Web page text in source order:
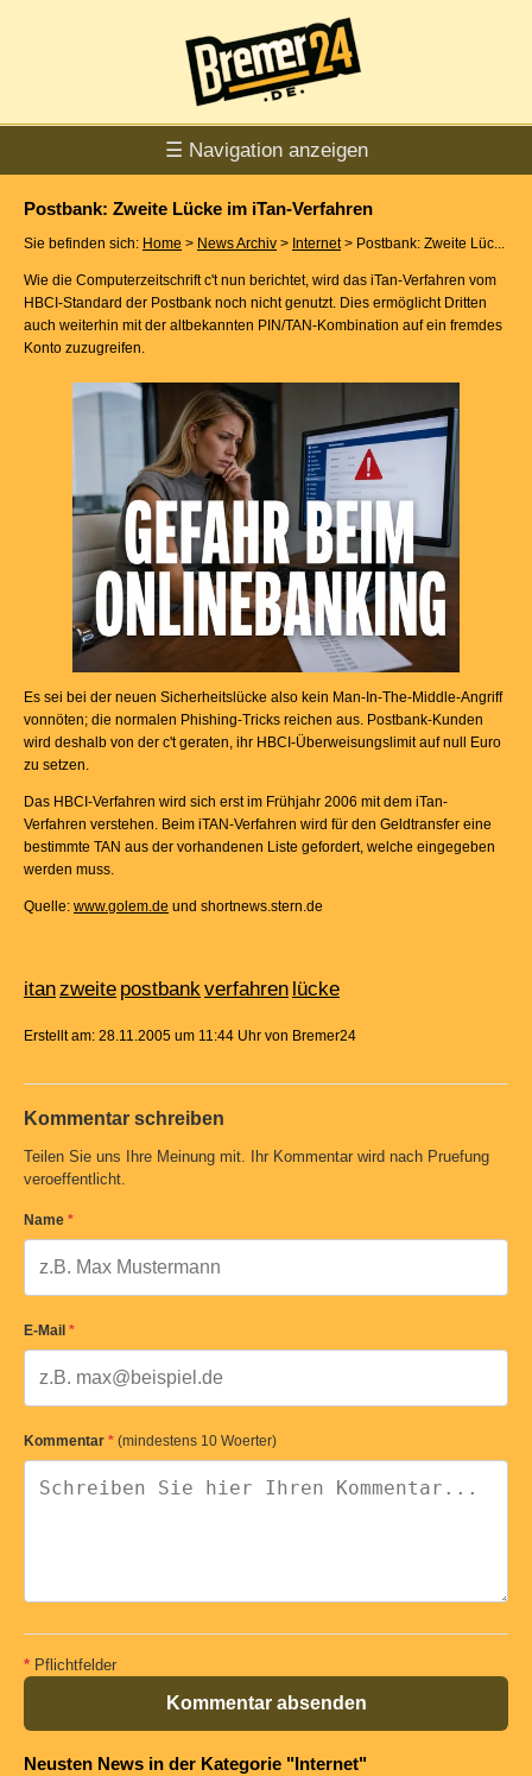
☰ Navigation anzeigen
Postbank: Zweite Lücke im iTan-Verfahren
Sie befinden sich: Home > News Archiv > Internet> Postbank: Zweite Lüc...
Wie die Computerzeitschrift c't nun berichtet, wird das iTan-Verfahren vom
HBCI-Standard der Postbank noch nicht genutzt. Dies ermöglicht Dritten
auch weiterhin mit der altbekannten PIN/TAN-Kombination auf ein fremdes
Konto zuzugreifen.
Es sei bei der neuen Sicherheitslücke also kein Man-In-The-Middle-Angriff
vonnöten; die normalen Phishing-Tricks reichen aus. Postbank-Kunden
wird deshalb von der c't geraten, ihr HBCI-Überweisungslimit auf null Euro
zu setzen.
Das HBCI-Verfahren wird sich erst im Frühjahr 2006 mit dem iTan-
Verfahren verstehen. Beim iTAN-Verfahren wird für den Geldtransfer eine
bestimmte TAN aus der vorhandenen Liste gefordert, welche eingegeben
werden muss.
Quelle: www.golem.de und shortnews.stern.de
itanzweite postbankverfahren lücke
Erstellt am: 28.11.2005 um 11:44 Uhr von Bremer24
Kommentar schreiben
Teilen Sie uns Ihre Meinung mit. Ihr Kommentar wird nach Pruefung
veroeffentlicht.
Name *
E-Mail *
Kommentar * (mindestens 10 Woerter)
* Pflichtfelder
Kommentar absenden
Neusten News in der Kategorie "Internet"